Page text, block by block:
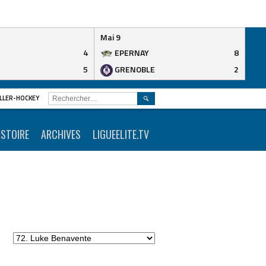
4
5
Mai 9
EPERNAY
8
GRENOBLE
2
HOCKEY
ARCHIVES LIGUEELITE.TV
RECHERCHER :